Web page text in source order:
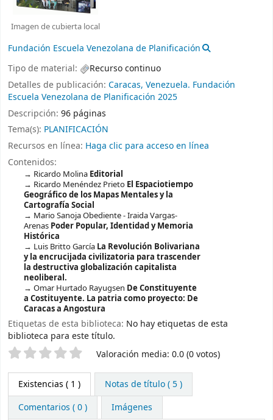
Imagen de cubierta local
Fundación Escuela Venezolana de Planificación
Tipo de material:
Recurso continuo
Detalles de publicación: Caracas, Venezuela. Fundación
Escuela Venezolana de Planificación 2025
Descripción: 96 páginas
Tema(s): PLANIFICACIÓN
Recursos en línea: Haga clic para acceso en línea
Contenidos:
Ricardo Molina Editorial
Ricardo Menéndez Prieto El Espaciotiempo
Geográfico de los Mapas Mentales y la
Cartografía Social
Mario Sanoja Obediente -Iraida Vargas-
Arenas Poder Popular, Identidad y Memoria
Histórica
Luis Britto García La Revolución Bolivariana
y la encrucijada civilizatoria para trascender
la destructiva globalización capitalista
neoliberal.
Omar Hurtado Rayugsen De Constituyente
a Costituyente. La patria como proyecto: De
Caracas a Angostura
Etiquetas de esta biblioteca: No hay etiquetas de esta
biblioteca para este título.
Valoración Valoración media: 0.0 (0 votos)
Existencias ( 1 )
Notas de título ( 5 )
Comentarios ( 0 )
Imágenes